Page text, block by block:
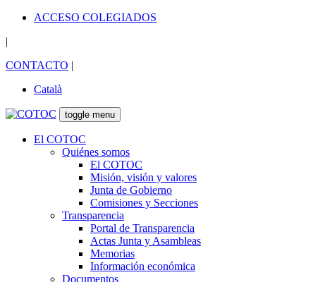
ACCESO COLEGIADOS
|
CONTACTO |
Català
toggle menu
El COTOC
Quiénes somos
El COTOC
Misión, visión y valores
Junta de Gobierno
Comisiones y Secciones
Transparencia
Portal de Transparencia
Actas Junta y Asambleas
Memorias
Información económica
Documentos